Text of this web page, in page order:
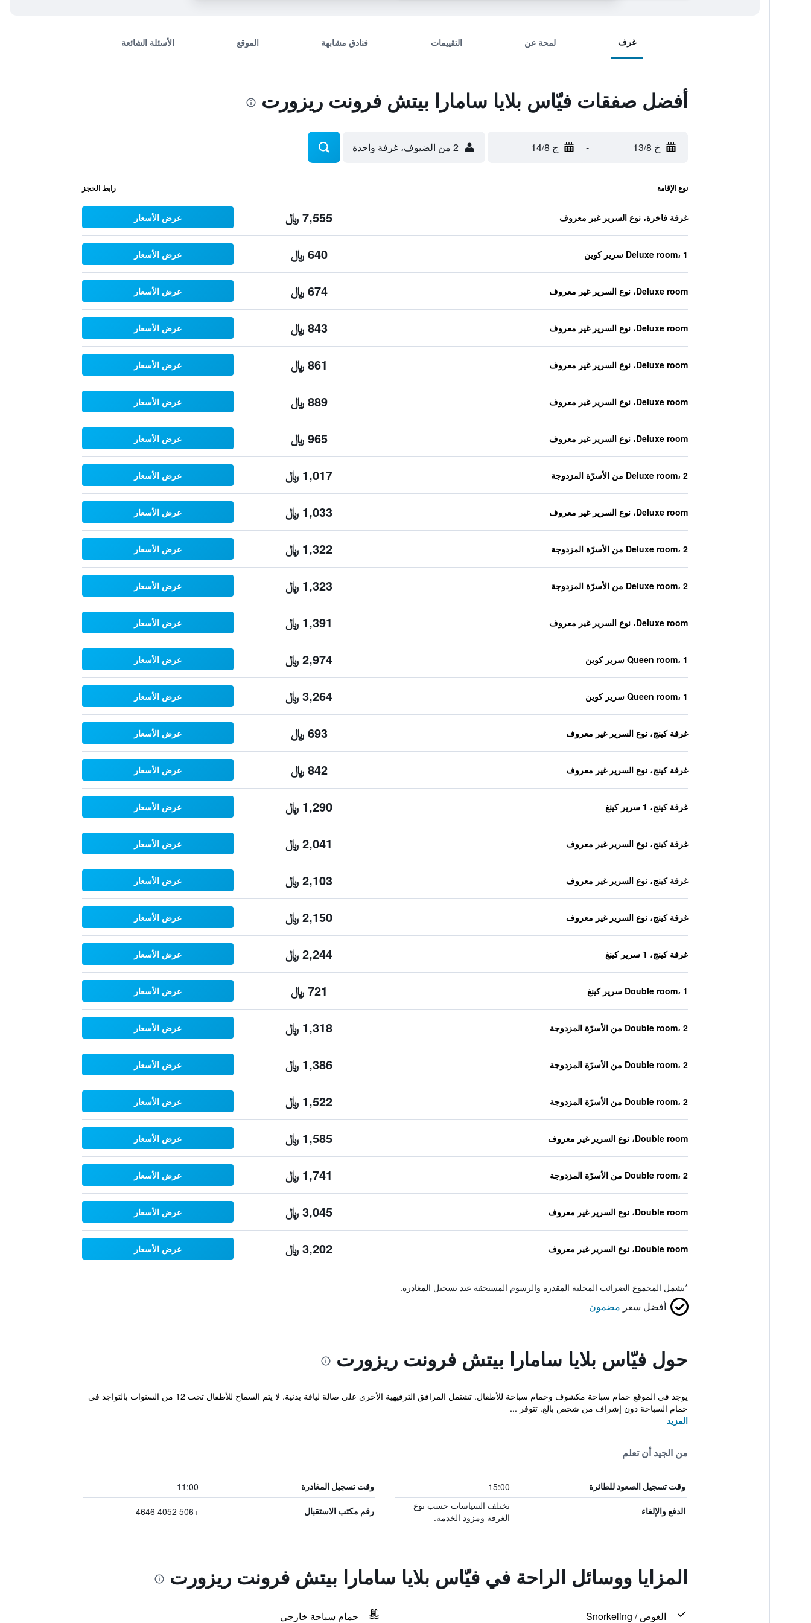
غرف لمحة عن التقييمات فنادق مشابهة الموقع الأسئلة الشائعة
أفضل صفقات فيّاس بلايا سامارا بيتش فرونت ريزورت
خ 13/8 - ج 14/8 2 من الضيوف، غرفة واحدة
نوع الإقامة رابط الحجز
غرفة فاخرة، نوع السرير غير معروف 7,555 ﷼ عرض الأسعار
Deluxe room، 1 سرير كوين 640 ﷼ عرض الأسعار
Deluxe room، نوع السرير غير معروف 674 ﷼ عرض الأسعار
Deluxe room، نوع السرير غير معروف 843 ﷼ عرض الأسعار
Deluxe room، نوع السرير غير معروف 861 ﷼ عرض الأسعار
Deluxe room، نوع السرير غير معروف 889 ﷼ عرض الأسعار
Deluxe room، نوع السرير غير معروف 965 ﷼ عرض الأسعار
Deluxe room، 2 من الأسرّة المزدوجة 1,017 ﷼ عرض الأسعار
Deluxe room، نوع السرير غير معروف 1,033 ﷼ عرض الأسعار
Deluxe room، 2 من الأسرّة المزدوجة 1,322 ﷼ عرض الأسعار
Deluxe room، 2 من الأسرّة المزدوجة 1,323 ﷼ عرض الأسعار
Deluxe room، نوع السرير غير معروف 1,391 ﷼ عرض الأسعار
Queen room، 1 سرير كوين 2,974 ﷼ عرض الأسعار
Queen room، 1 سرير كوين 3,264 ﷼ عرض الأسعار
غرفة كينج، نوع السرير غير معروف 693 ﷼ عرض الأسعار
غرفة كينج، نوع السرير غير معروف 842 ﷼ عرض الأسعار
غرفة كينج، 1 سرير كينغ 1,290 ﷼ عرض الأسعار
غرفة كينج، نوع السرير غير معروف 2,041 ﷼ عرض الأسعار
غرفة كينج، نوع السرير غير معروف 2,103 ﷼ عرض الأسعار
غرفة كينج، نوع السرير غير معروف 2,150 ﷼ عرض الأسعار
غرفة كينج، 1 سرير كينغ 2,244 ﷼ عرض الأسعار
Double room، 1 سرير كينغ 721 ﷼ عرض الأسعار
Double room، 2 من الأسرّة المزدوجة 1,318 ﷼ عرض الأسعار
Double room، 2 من الأسرّة المزدوجة 1,386 ﷼ عرض الأسعار
Double room، 2 من الأسرّة المزدوجة 1,522 ﷼ عرض الأسعار
Double room، نوع السرير غير معروف 1,585 ﷼ عرض الأسعار
Double room، 2 من الأسرّة المزدوجة 1,741 ﷼ عرض الأسعار
Double room، نوع السرير غير معروف 3,045 ﷼ عرض الأسعار
Double room، نوع السرير غير معروف 3,202 ﷼ عرض الأسعار
*يشمل المجموع الضرائب المحلية المقدرة والرسوم المستحقة عند تسجيل المغادرة.
أفضل سعر مضمون
حول فيّاس بلايا سامارا بيتش فرونت ريزورت
يوجد في الموقع حمام سباحة مكشوف وحمام سباحة للأطفال. تشتمل المرافق الترفيهية الأخرى على صالة لياقة بدنية. لا يتم السماح للأطفال تحت 12 من السنوات بالتواجد في
حمام السباحة دون إشراف من شخص بالغ. تتوفر ...
المزيد
من الجيد أن تعلم
وقت تسجيل الصعود للطائرة 15:00 وقت تسجيل المغادرة 11:00
الدفع والإلغاء
تختلف السياسات حسب نوع
الغرفة ومزود الخدمة.
رقم مكتب الاستقبال +506 4052 4646
المزايا ووسائل الراحة في فيّاس بلايا سامارا بيتش فرونت ريزورت
الغوص / Snorkeling حمام سباحة خارجي